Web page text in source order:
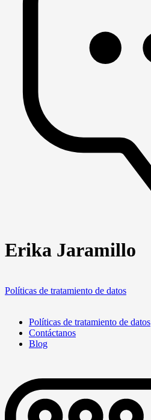
Erika Jaramillo
Políticas de tratamiento de datos
Políticas de tratamiento de datos
Contáctanos
Blog